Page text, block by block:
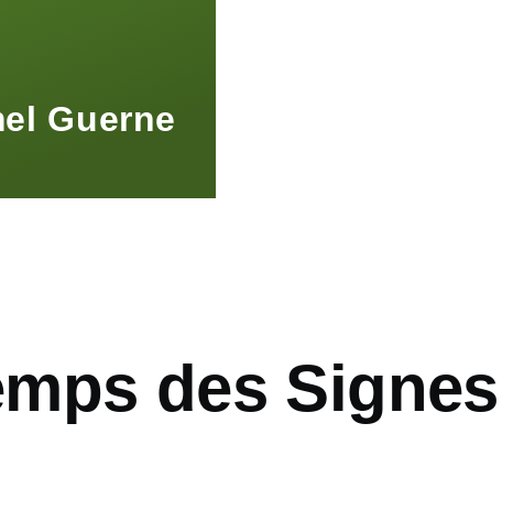
Guerne
des Signes